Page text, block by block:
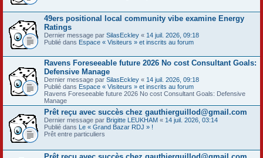
49ers positional local community vibe examine Energy
Ratings
Dernier message par SilasEckley « 14 juil. 2026, 09:18
Publié dans Espace « Visiteurs » et inscrits au forum
Ravens Foreseeable future 2026 No cost Consultant Goals:
Defensive Manage
Dernier message par SilasEckley « 14 juil. 2026, 09:18
Publié dans Espace « Visiteurs » et inscrits au forum
Ravens Foreseeable future 2026 No cost Consultant Goals: Defensive
Manage
Prêt reçu avec succès chez gauthierguillod@gmail.com
Dernier message par Brigitte LEUKHAM « 14 juil. 2026, 03:14
Publié dans Le « Grand Bazar RDJ » !
Prêt entre particuliers
Prêt reçu avec succès chez gauthierguillod@gmail.com